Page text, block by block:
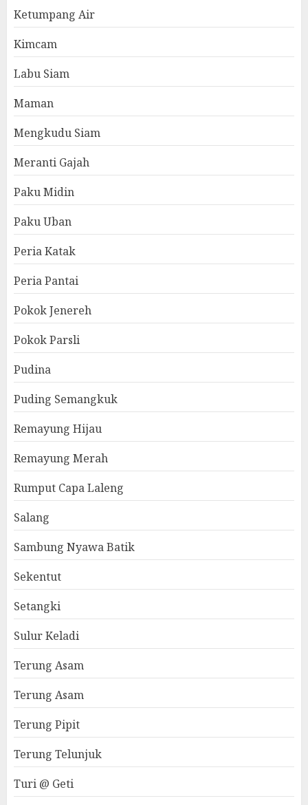
Ketumpang Air
Kimcam
Labu Siam
Maman
Mengkudu Siam
Meranti Gajah
Paku Midin
Paku Uban
Peria Katak
Peria Pantai
Pokok Jenereh
Pokok Parsli
Pudina
Puding Semangkuk
Remayung Hijau
Remayung Merah
Rumput Capa Laleng
Salang
Sambung Nyawa Batik
Sekentut
Setangki
Sulur Keladi
Terung Asam
Terung Asam
Terung Pipit
Terung Telunjuk
Turi @ Geti